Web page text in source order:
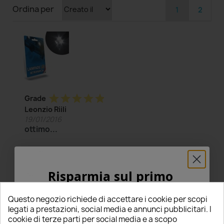
Ordina per 1 2
Grade star star star star star
Leonzio Riili
ottimo...
Recommended to buy: thumb_up Yes
Questo negozio richiede di accettare i cookie per scopi
legati a prestazioni, social media e annunci pubblicitari. I
cookie di terze parti per social media e a scopo
Risparmia sul primo
5% PER TE!